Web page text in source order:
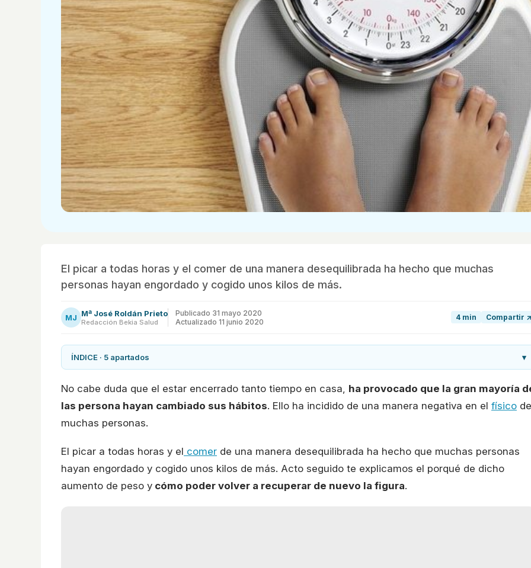
El picar a todas horas y el comer de una manera desequilibrada ha hecho que muchas
personas hayan engordado y cogido unos kilos de más.
MJ Mª José Roldán Prieto
Redacción Bekia Salud
Publicado 31 mayo 2020
Actualizado 11 junio 2020
4 min Compartir ↗
ÍNDICE · 5 apartados ▾
No cabe duda que el estar encerrado tanto tiempo en casa, ha provocado que la gran mayoría
las persona hayan cambiado sus hábitos. Ello ha incidido de una manera negativa en el físico de
muchas personas.
El picar a todas horas y el comer de una manera desequilibrada ha hecho que muchas personas
hayan engordado y cogido unos kilos de más. Acto seguido te explicamos el porqué de dicho
aumento de peso y cómo poder volver a recuperar de nuevo la figura.